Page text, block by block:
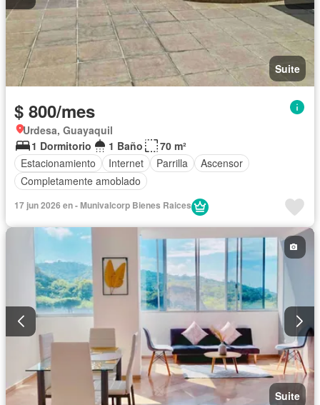
Suite
$ 800/mes
Urdesa, Guayaquil
1 Dormitorio
1 Baño
70 m²
Estacionamiento
Internet Parrilla
Ascensor
Completamente amoblado
17 jun 2026 en - Munivalcorp Bienes Raices
Suite